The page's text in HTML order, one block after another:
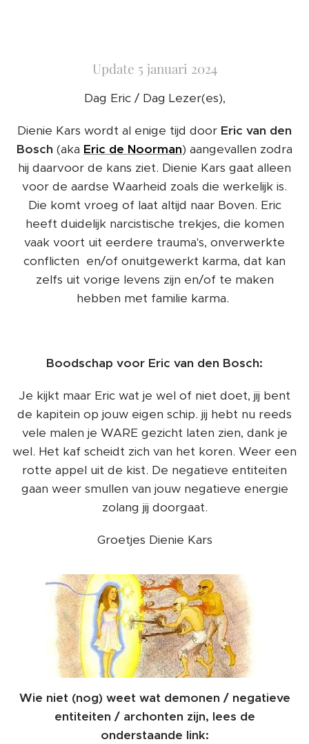
Update 5 januari 2024
Dag Eric / Dag Lezer(es),
Dienie Kars wordt al enige tijd door Eric van den
Bosch (aka Eric de Noorman) aangevallen zodra
hij daarvoor de kans ziet. Dienie Kars gaat alleen
voor de aardse Waarheid zoals die werkelijk is.
Die komt vroeg of laat altijd naar Boven. Eric
heeft duidelijk narcistische trekjes, die komen
vaak voort uit eerdere trauma's, onverwerkte
conflicten en/of onuitgewerkt karma, dat kan
zelfs uit vorige levens zijn en/of te maken
hebben met familie karma.
Boodschap voor Eric van den Bosch:
Je kijkt maar Eric wat je wel of niet doet, jij bent
de kapitein op jouw eigen schip. jij hebt nu reeds
vele malen je WARE gezicht laten zien, dank je
wel. Het kaf scheidt zich van het koren. Weer een
rotte appel uit de kist. De negatieve entiteiten
gaan weer smullen van jouw negatieve energie
zolang jij doorgaat.
Groetjes Dienie Kars
Wie niet (nog) weet wat demonen / negatieve
entiteiten / archonten zijn, lees de
onderstaande link: